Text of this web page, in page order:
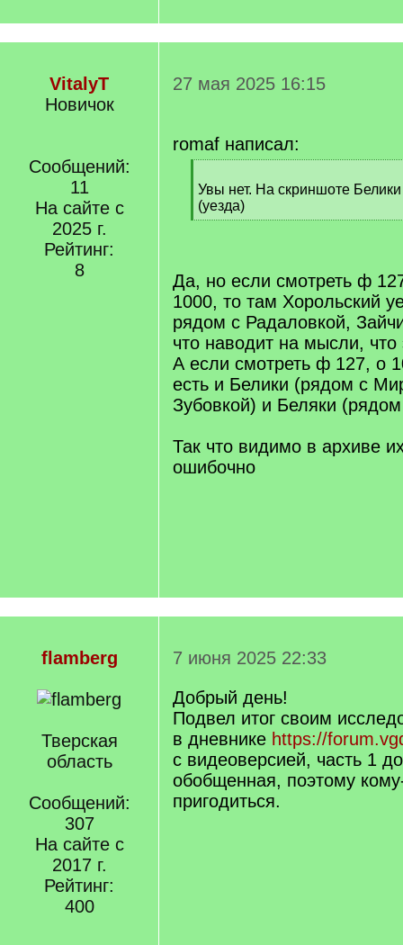
VitalyT
Новичок
Сообщений:
11
На сайте с
2025 г.
Рейтинг:
8
27 мая 2025 16:15
romaf написал:
q
]
Увы нет. На скриншоте
(уезда)
[
Да, но если смотреть ф
1000, то там Хорольский
рядом с Радаловкой,
что наводит на мысли, что
А если смотреть ф 127, о
есть и Белики (рядом с
Зубовкой) и Беляки
Так что видимо в архиве
ошибочно
flamberg
Тверская
область
Сообщений:
307
На сайте с
2017 г.
Рейтинг:
400
7 июня 2025 22:33
Добрый день!
Подвел итог своим
в дневнике https://
с видеоверсией, часть 1
обобщенная, поэтому
пригодиться.